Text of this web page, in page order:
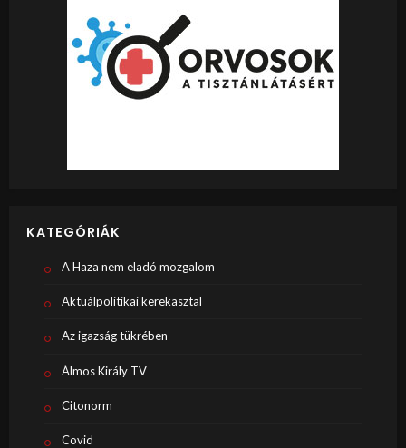
KATEGÓRIÁK
A Haza nem eladó mozgalom
Aktuálpolitikai kerekasztal
Az igazság tükrében
Álmos Király TV
Citonorm
Covid